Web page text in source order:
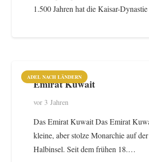
1.500 Jahren hat die Kaisar-
ADEL NACH LÄNDERN
Emirat Kuwait
vor 3 Jahren
Das Emirat Kuwait Das Emirat
kleine, aber stolze Monarchie auf
Halbinsel. Seit dem frühen 18.…